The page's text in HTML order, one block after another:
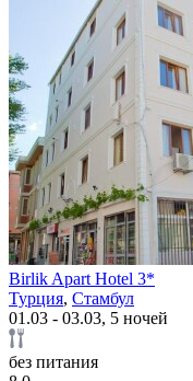
Birlik Apart Hotel 3*
Турция, Стамбул
01.03 - 03.03, 5 ночей
без питания